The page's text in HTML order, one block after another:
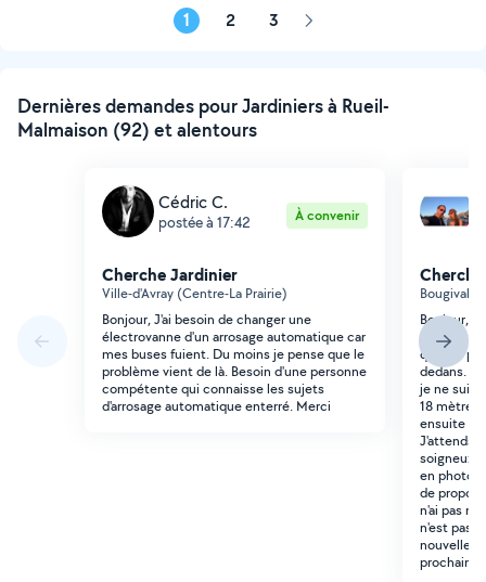
1 2 3 Page
Dernières demandes pour Jardiniers à Rueil-
Malmaison (92) et alentours
Cédric C.
postée à 17:42 À convenir
Cherche Jardinier
Ville-d'Avray (Centre-La Prairie)
Bonjour, J'ai besoin de changer une
électrovanne d'un arrosage automatique car
mes buses fuient. Du moins je pense que le
problème vient de là. Besoin d'une personne
compétente qui connaisse les sujets
d'arrosage automatique enterré. Merci
Bougival
Bonjour,
pouvant
que les
dedans.
je ne suis
18 mètre
ensuite
J'attends
soigneux
en photo)
de
n'ai pas
n'est pas
nouvelles
prochaine.